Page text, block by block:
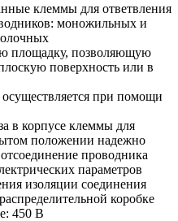
клеммы для ответвления
моножильных и
площадку, позволяющую
поверхность или в
при помощи
в корпусе клеммы для
положении надежно
проводника
параметров
изоляции соединения
коробке
450 В